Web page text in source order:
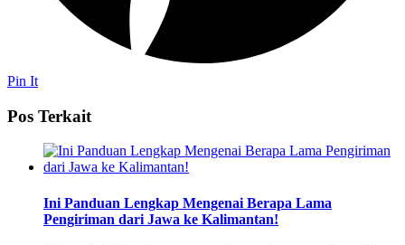
Pin It
Pos Terkait
Ini Panduan Lengkap Mengenai Berapa Lama
Pengiriman dari Jawa ke Kalimantan!